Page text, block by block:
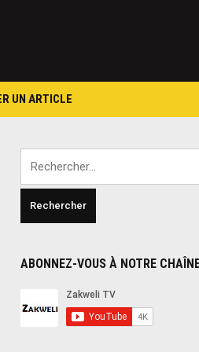
UN ARTICLE
ABONNEZ-VOUS À NOTRE